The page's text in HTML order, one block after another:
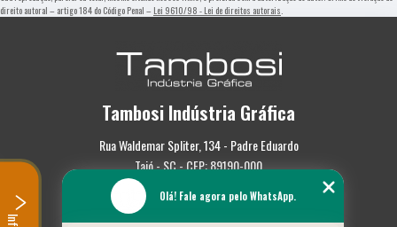
direito autoral – artigo 184 do Código Penal – Lei 9610/98 - Lei de direitos autorais
Tambosi Indústria Gráfica
Rua Waldemar Spliter, 134 - Padre Eduardo
Taió - SC - CEP: 89190-000
(47) 3562-0587
Olá! Fale agora pelo WhatsApp.